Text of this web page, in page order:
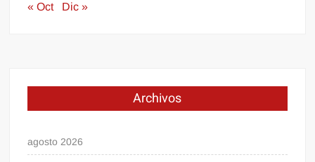
« Oct
Dic »
Archivos
agosto 2026